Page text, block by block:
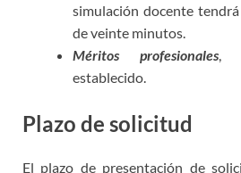
simulación docente
de veinte minutos.
Méritos profesionales ,
establecido.
Plazo de solicitud
El plazo de presentación de